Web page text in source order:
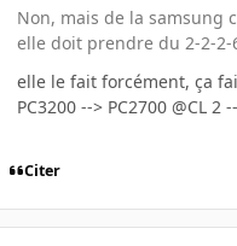
Non, mais de la samsung
elle doit prendre du 2-2-2-
elle le fait forcément, ça
PC3200 --> PC2700 @CL 2
Citer